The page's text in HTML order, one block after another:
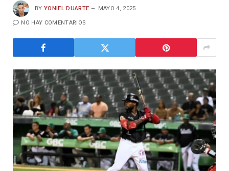
BY YONIEL DUARTE MAYO 4, 2025
NO HAY COMENTARIOS